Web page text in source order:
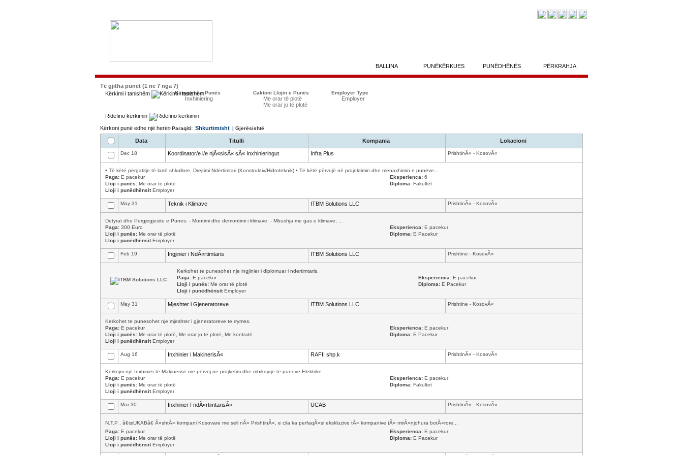
BALLINA PUNËKËRKUES PUNËDHËNËS PËRKRAHJA
Të gjitha punët (1 në 7 nga 7)
Kërkimi i tanishëm
Kategoria e Punës
Inxhiniering
Caktoni Llojin e Punës
Me orar të plotë
Me orar jo të plotë
Employer Type
Employer
Ridefino kërkimin
Kërkoni punë edhe një herë»Paraqiti: Shkurtimisht | Gjerësishtë
Data Titulli Kompania Lokacioni
Dec 18 Koordinator/e i/e njÃ«sisÃ« sÃ« Inxhinieringut Infra Plus PrishtinÃ« - KosovÃ«
• Të këtë përgatitje të lartë shkollore, Drejtimi Ndërtimtari (Konstruktiv/Hidroteknik) • Të këtë përvojë në projektimin dhe menaxhimin e punëve...
Paga: E pacekur Eksperienca: 6
Lloji i punës: Me orar të plotë Diploma: Fakultet
Lloji i punëdhënsitEmployer
May 31 Teknik i Klimave ITBM Solutions LLC PrishtinÃ« - KosovÃ«
Detyrat dhe Pergjegjesite e Punes: - Montimi dhe demontimi i klimave; - Mbushja me gas e klimave; ...
Paga: 300 Euro Eksperienca: E pacekur
Lloji i punës: Me orar të plotë Diploma: E Pacekur
Lloji i punëdhënsitEmployer
Feb 19 Ingjinier i NdÃ«rtimtaris ITBM Solutions LLC Prishtine - KosovÃ«
Kerkohet te punesohet nje ingjinier i diplomuar i ndertimtaris.
Paga: E pacekur Eksperienca: E pacekur
Lloji i punës: Me orar të plotë Diploma: E Pacekur
Lloji i punëdhënsitEmployer
May 31 Mjeshter i Gjeneratoreve ITBM Solutions LLC Prishtine - KosovÃ«
Kerkohet te punesohet nje mjeshter i gjeneratoreve te rrymes.
Paga: E pacekur Eksperienca: E pacekur
Lloji i punës: Me orar të plotë, Me orar jo të plotë, Me kontratë Diploma: E Pacekur
Lloji i punëdhënsitEmployer
Aug 16 Inxhinier i MakinerisÃ« RAFII shp.k PrishtinÃ« - KosovÃ«
Kërkojm një Inxhinier të Makinerisë me përvoj ne projketim dhe mbikqyrje të puneve Elektrike
Paga: E pacekur Eksperienca: E pacekur
Lloji i punës: Me orar të plotë Diploma: Fakultet
Lloji i punëdhënsitEmployer
Mar 30 Inxhinier I ndÃ«rtimtarisÃ« UCAB PrishtinÃ« - KosovÃ«
N.T.P . â€œUKABâ€ Ã«shtÃ« kompani Kosovare me seli nÃ« PrishtinÃ«, e cila ka perfaqÃ«si ekskluzive tÃ« kompanive tÃ« mirÃ«njohura botÃ«rore...
Paga: E pacekur Eksperienca: E pacekur
Lloji i punës: Me orar të plotë Diploma: E Pacekur
Lloji i punëdhënsitEmployer